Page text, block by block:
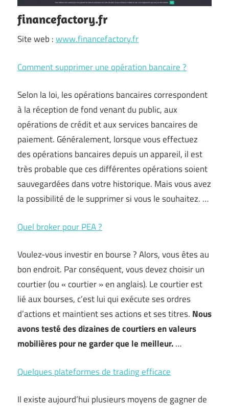
financefactory.fr
Site web :www.financefactory.fr
Comment supprimer une opération bancaire ?
Selon la loi, les opérations bancaires correspondent
à la réception de fond venant du public, aux
opérations de crédit et aux services bancaires de
paiement. Généralement, lorsque vous effectuez
des opérations bancaires depuis un appareil, il est
très probable que ces différentes opérations soient
sauvegardées dans votre historique. Mais vous avez
la possibilité de le supprimer si vous le souhaitez. …
Quel broker pour PEA ?
Voulez-vous investir en bourse ? Alors, vous êtes au
bon endroit. Par conséquent, vous devez choisir un
courtier (ou « courtier » en anglais). Le courtier est
lié aux bourses, c’est lui qui exécute ses ordres
d’actions et maintient ses actions et ses titres. Nous
avons testé des dizaines de courtiers en valeurs
mobilières pour ne garder que le meilleur.…
Quelques plateformes de trading efficace
Il existe aujourd’hui plusieurs moyens de gagner de